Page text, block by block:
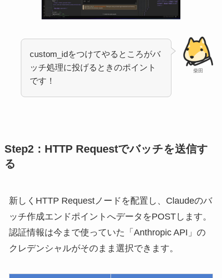
柴田
custom_idをつけてやるところがバ
ッチ処理に投げるときのポイント
です！
Step2：HTTP Requestでバッチを送信す
る
新しくHTTP Requestノードを配置し、Claudeのバ
ッチ作成エンドポイントへデータをPOSTします。
認証情報は今まで使っていた「Anthropic API」の
クレデンシャルがそのまま選択できます。